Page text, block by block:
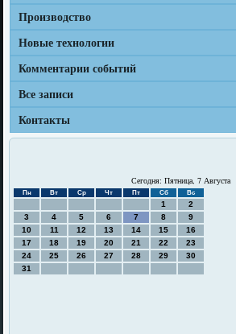
Производство
Новые технологии
Комментарии событий
Все записи
Контакты
Сегодня: Пятница, 7 Августа
Пн Вт Ср Чт Пт Сб Вс
1
2
3
4 5 6 7 8
9
10
11 12 13 14 15
16
17
18 19 20 21 22
23
24
25 26 27 28 29
30
31